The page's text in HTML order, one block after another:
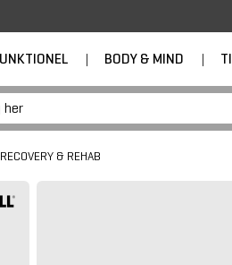
| BODY & MIND |
RECOVERY & REHAB